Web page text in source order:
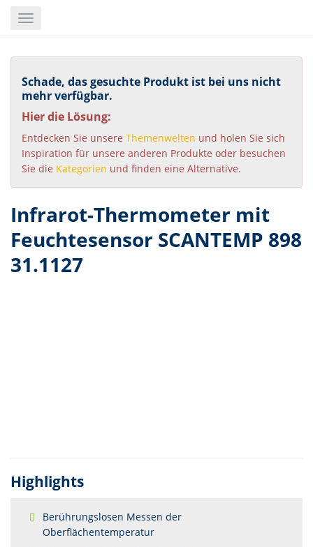
content
Toggle
Schade, das gesuchte Produkt ist bei uns nicht
mehr verfügbar.
Hier die Lösung:
Entdecken Sie unsere Themenwelten und holen Sie sich
Inspiration für unsere anderen Produkte oder besuchen
Sie die Kategorien und finden eine Alternative.
Infrarot-Thermometer mit
Feuchtesensor SCANTEMP 898
31.1127
Highlights
Berührungslosen Messen der
Oberflächentemperatur